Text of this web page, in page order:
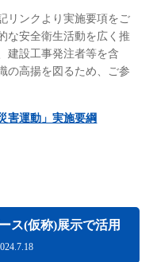
リンクより実施要項をご
な安全衛生活動を広く推
建設工事発注者等を含
の高揚を図るため、ご参
害運動」実施要綱
ス(仮称)展示で活用